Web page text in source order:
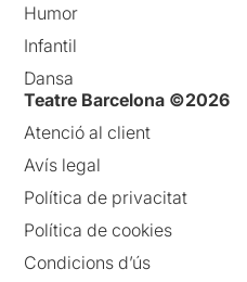
Humor
Infantil
Dansa
Teatre Barcelona ©2026
Atenció al client
Avís legal
Política de privacitat
Política de cookies
Condicions d’ús